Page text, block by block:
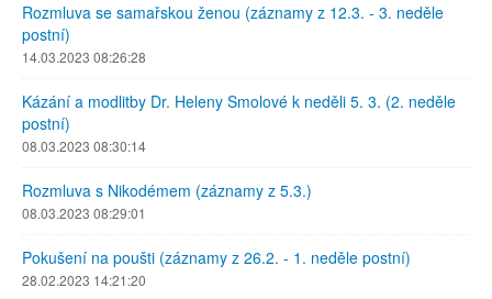
Rozmluva se samařskou ženou (záznamy z 12.3. - 3. neděle
postní)
14.03.2023 08:26:28
Kázání a modlitby Dr. Heleny Smolové k neděli 5. 3. (2. neděle
postní)
08.03.2023 08:30:14
Rozmluva s Nikodémem (záznamy z 5.3.)
08.03.2023 08:29:01
Pokušení na poušti (záznamy z 26.2. - 1. neděle postní)
28.02.2023 14:21:20